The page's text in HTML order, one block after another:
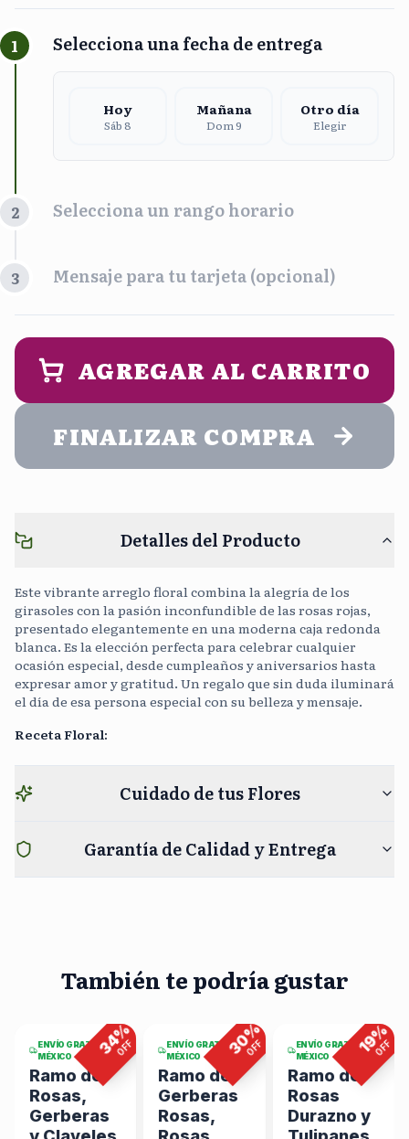
1 Selecciona una fecha de entrega
Hoy
Sáb 8
Mañana
Dom 9
Otro día
Elegir
2 Selecciona un rango horario
Mañana Tarde
5:00 pm - 9:00 pm
3 Mensaje para tu tarjeta (opcional)
PERSONALIZA UN MENSAJE DE
ENTREGA (opcional)
0/400
AGREGAR AL CARRITO
FINALIZAR COMPRA
Detalles del Producto
Este vibrante arreglo floral combina la alegría de los
girasoles con la pasión inconfundible de las rosas rojas,
presentado elegantemente en una moderna caja redonda
blanca. Es la elección perfecta para celebrar cualquier
ocasión especial, desde cumpleaños y aniversarios hasta
expresar amor y gratitud. Un regalo que sin duda iluminará
el día de esa persona especial con su belleza y mensaje.
Receta Floral:
Cuidado de tus Flores
Garantía de Calidad y Entrega
También te podría gustar
viendo
34%
OFF
ENVÍO GRATIS EN
MÉXICO
Ramo de
Rosas,
Gerberas
8
viendo
30%
OFF
ENVÍO GRATIS EN
MÉXICO
Ramo de
Gerberas
Rosas,
2 viendo
19%
OFF
ENVÍO GRATIS EN
MÉXICO
Ramo de
Rosas
Durazno y